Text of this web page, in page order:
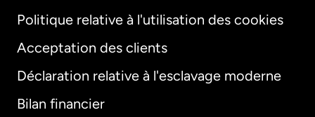
Politique relative à l'utilisation des cookies
Acceptation des clients
Déclaration relative à l'esclavage moderne
Bilan financier
International